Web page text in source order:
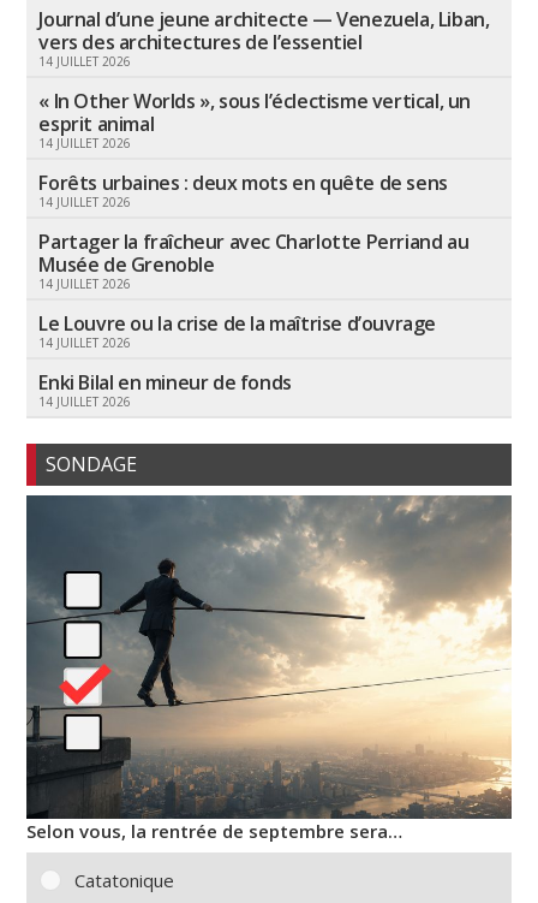
Journal d’une jeune architecte — Venezuela, Liban,
vers des architectures de l’essentiel
14 JUILLET 2026
« In Other Worlds », sous l’éclectisme vertical, un
esprit animal
14 JUILLET 2026
Forêts urbaines : deux mots en quête de sens
14 JUILLET 2026
Partager la fraîcheur avec Charlotte Perriand au
Musée de Grenoble
14 JUILLET 2026
Le Louvre ou la crise de la maîtrise d’ouvrage
14 JUILLET 2026
Enki Bilal en mineur de fonds
14 JUILLET 2026
SONDAGE
Selon vous, la rentrée de septembre sera…
Catatonique